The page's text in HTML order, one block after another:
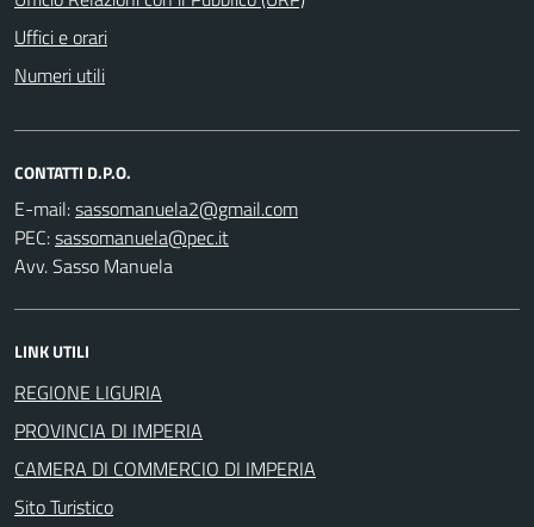
Uffici e orari
Numeri utili
CONTATTI D.P.O.
E-mail:
PEC:
Avv. Sasso Manuela
LINK UTILI
REGIONE LIGURIA
PROVINCIA DI IMPERIA
CAMERA DI COMMERCIO DI IMPERIA
Sito Turistico